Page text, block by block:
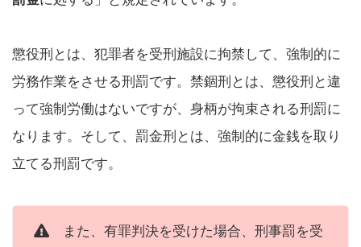
懲役刑とは、犯罪者を受刑施設に拘禁して、強制的に
労務作業をさせる刑罰です。禁錮刑とは、懲役刑と違
って強制労働はないですが、身柄が拘束される刑罰に
なります。そして、罰金刑とは、強制的に金銭を取り
立てる刑罰です。
また、有罪判決を受けた場合、刑事罰を受